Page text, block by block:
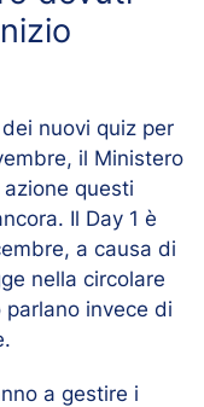
nuovi quiz per
il Ministero
questi
Il Day 1 è
a causa di
nella circolare
invece di
a gestire i